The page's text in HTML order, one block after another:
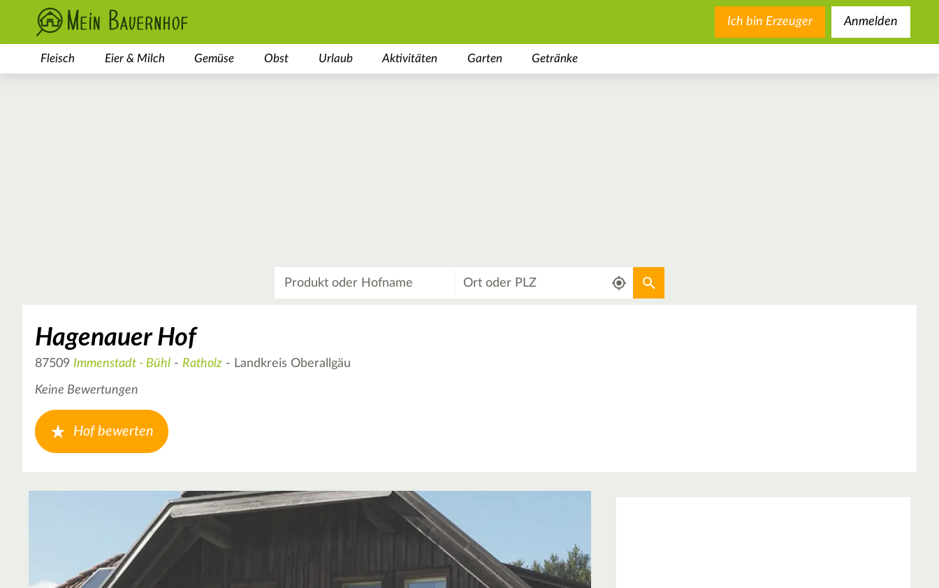
Ich bin Erzeuger Anmelden
Fleisch Eier & Milch Gemüse Obst Urlaub Aktivitäten Garten Getränke
Aktuellen Standort verwenden
Hagenauer Hof
87509 Immenstadt - Bühl - Ratholz - Landkreis Oberallgäu
Keine Bewertungen
Hof bewerten